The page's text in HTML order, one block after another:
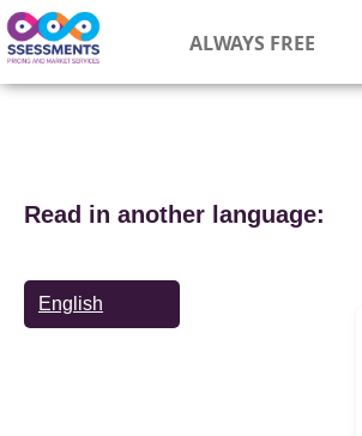
ALWAYS FREE
Read in another language:
English